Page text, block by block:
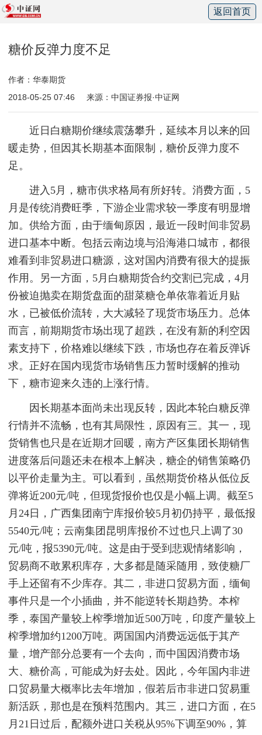
返回首页
糖价反弹力度不足
作者：华泰期货
2018-05-25 07:46
来源：中国证券报·中证网
近日白糖期价继续震荡攀升，延续本月以来的回
暖走势，但因其长期基本面限制，糖价反弹力度不
足。
进入5月，糖市供求格局有所好转。消费方面，5
月是传统消费旺季，下游企业需求较一季度有明显增
加。供给方面，由于缅甸原因，最近一段时间非贸易
进口基本中断。包括云南边境与沿海港口城市，都很
难看到非贸易进口糖源，这对国内消费有很大的提振
作用。另一方面，5月白糖期货合约交割已完成，4月
份被迫抛卖在期货盘面的甜菜糖仓单依靠着近月贴
水，已被低价流转，大大减轻了现货市场压力。总体
而言，前期期货市场出现了超跌，在没有新的利空因
素支持下，价格难以继续下跌，市场也存在着反弹诉
求。正好在国内现货市场销售压力暂时缓解的推动
下，糖市迎来久违的上涨行情。
因长期基本面尚未出现反转，因此本轮白糖反弹
行情并不流畅，也有其局限性，原因有三。其一，现
货销售也只是在近期才回暖，南方产区集团长期销售
进度落后问题还未在根本上解决，糖企的销售策略仍
以平价走量为主。可以看到，虽然期货价格从低位反
弹将近200元/吨，但现货报价也仅是小幅上调。截至5
月24日，广西集团南宁库报价较5月初仍持平，最低报
5540元/吨；云南集团昆明库报价不过也只上调了30
元/吨，报5390元/吨。这是由于受到悲观情绪影响，
贸易商不敢累积库存，大多都是随采随用，致使糖厂
手上还留有不少库存。其二，非进口贸易方面，缅甸
事件只是一个小插曲，并不能逆转长期趋势。本榨
季，泰国产量较上榨季增加近500万吨，印度产量较上
榨季增加约1200万吨。两国国内消费远远低于其产
量，增产部分总要有一个去向，而中国因消费市场
大、糖价高，可能成为好去处。因此，今年国内非进
口贸易量大概率比去年增加，假若后市非进口贸易重
新活跃，那也是在预料范围内。其三，进口方面，在5
月21日过后，配额外进口关税从95%下调至90%，算